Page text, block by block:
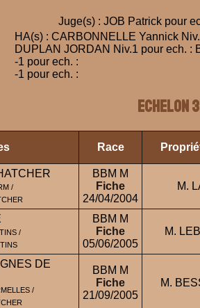
Juge(s) : JOB Patrick pour
HA(s) : CARBONNELLE Yannick
DUPLAN JORDAN Niv.1 pour ech. :
-1 pour ech. :
-1 pour ech. :
ECHELON 3
Race
/
BBM M
Fiche
24/04/2004
M.
/
BBM M
Fiche
05/06/2005
M.
DE
/
BBM M
Fiche
21/09/2005
M.